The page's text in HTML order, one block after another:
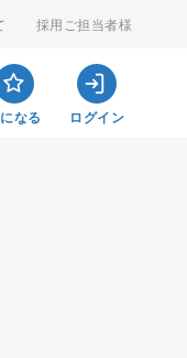
採用ご担当者様
なる ログイン